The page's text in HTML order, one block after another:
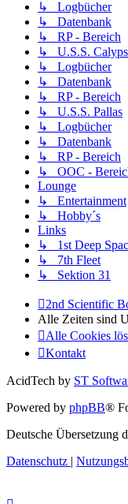
↳ Logbücher
↳ Datenbank
↳ RP - Bereich
↳ U.S.S.
↳ Logbücher
↳ Datenbank
↳ RP - Bereich
↳ U.S.S. Pallas
↳ Logbücher
↳ Datenbank
↳ RP - Bereich
↳ OOC -
Lounge
↳ Entertainment
↳ Hobby´s
Links
↳ 1st Deep
↳ 7th Fleet
↳ Sektion 31
2nd Scientific
Alle Zeiten sind
Alle Cookies
Kontakt
AcidTech by ST
Powered by phpBB®
Deutsche Übersetzung
Datenschutz |